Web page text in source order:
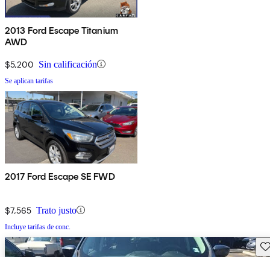
2013 Ford Escape Titanium
AWD
$5,200 Sin calificación
Se aplican tarifas
2017 Ford Escape SE FWD
$7,565 Trato justo
Incluye tarifas de conc.